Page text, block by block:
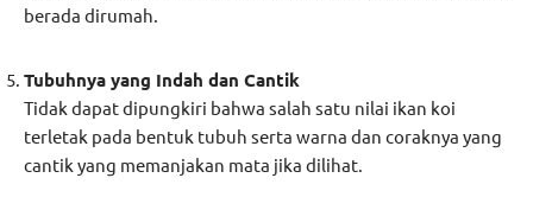
berada dirumah.
Tubuhnya yang Indah dan Cantik
Tidak dapat dipungkiri bahwa salah satu nilai ikan koi
terletak pada bentuk tubuh serta warna dan coraknya yang
cantik yang memanjakan mata jika dilihat.